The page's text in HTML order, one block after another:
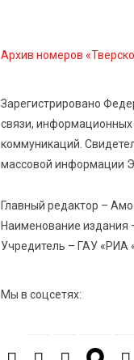
оформляют
7 Авг 2026 11:17
Энергетики
погодных условий
Оловянные
можно увидеть на
Архив номеров
Зарегистрировано
связи, информационных
коммуникаций.
массовой информации
Главный редактор –
Наименование издания
Учредитель – ГАУ «РИА
Мы в соцсетях: